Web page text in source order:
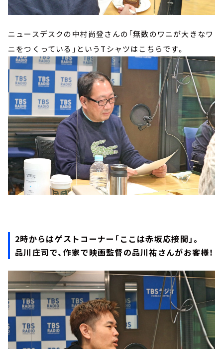
ニュースデスクの中村尚登さんの「無数のワニが大きなワ
ニをつくっている」というTシャツはこちらです。
2時からはゲストコーナー「ここは赤坂応接間」。
品川庄司で、作家で映画監督の品川祐さんがお客様！